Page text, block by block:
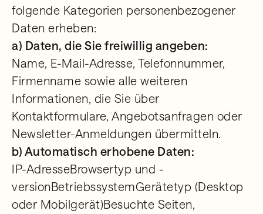
folgende Kategorien personenbezogener
Daten erheben:
a) Daten, die Sie freiwillig angeben:
Name, E-Mail-Adresse, Telefonnummer,
Firmenname sowie alle weiteren
Informationen, die Sie über
Kontaktformulare, Angebotsanfragen oder
Newsletter-Anmeldungen übermitteln.
b) Automatisch erhobene Daten:
IP-AdresseBrowsertyp und -
versionBetriebssystemGerätetyp (Desktop
oder Mobilgerät)Besuchte Seiten,